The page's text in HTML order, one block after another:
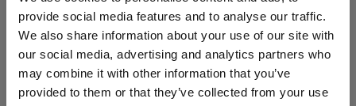
provide social media features and to analyse our traffic.
We also share information about your use of our site with
our social media, advertising and analytics partners who
may combine it with other information that you’ve
provided to them or that they’ve collected from your use
Dettagli sul prodotto